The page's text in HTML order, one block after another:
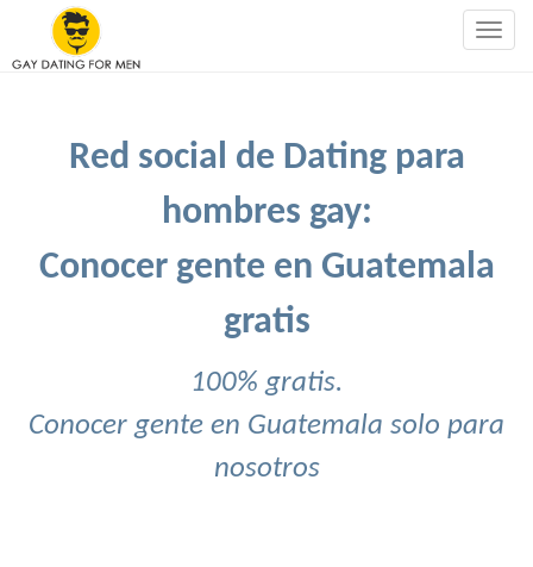
Red social de Dating para
hombres gay:
Conocer gente en Guatemala
gratis
100% gratis.
Conocer gente en Guatemala solo para
nosotros